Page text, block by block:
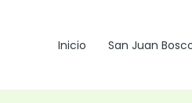
Inicio San Juan